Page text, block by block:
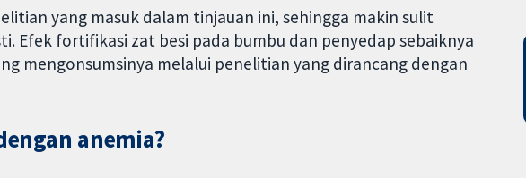
yang masuk dalam tinjauan ini, sehingga makin sulit
Efek fortifikasi zat besi pada bumbu dan penyedap sebaiknya
mengonsumsinya melalui penelitian yang dirancang dengan
anemia?